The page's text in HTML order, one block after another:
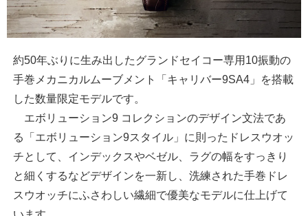
約50年ぶりに生み出したグランドセイコー専用10振動の
手巻メカニカルムーブメント「キャリバー9SA4」を搭載
した数量限定モデルです。
エボリューション9 コレクションのデザイン文法であ
る「エボリューション9スタイル」に則ったドレスウオッ
チとして、インデックスやベゼル、ラグの幅をすっきり
と細くするなどデザインを一新し、洗練された手巻ドレ
スウオッチにふさわしい繊細で優美なモデルに仕上げて